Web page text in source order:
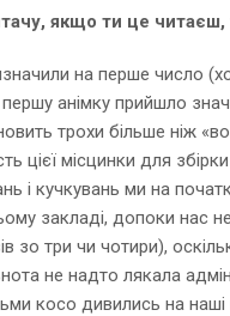
якщо ти це читаєш,
на перше число
анімку прийшло
трохи більше ніж
цієї місцинки для
і кучкувань ми на
закладі, допоки нас
зо три чи чотири),
не надто лякала
косо дивились на наші